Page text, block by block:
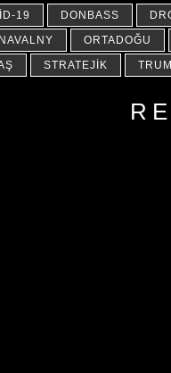
19 DONBASS
NAVALNY ORTADOĞU
STRATEJIK